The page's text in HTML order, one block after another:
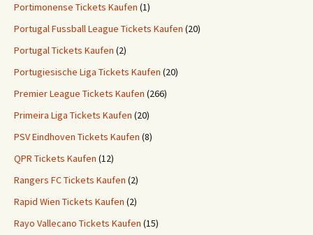
Portimonense Tickets Kaufen (1)
Portugal Fussball League Tickets Kaufen (20)
Portugal Tickets Kaufen (2)
Portugiesische Liga Tickets Kaufen (20)
Premier League Tickets Kaufen (266)
Primeira Liga Tickets Kaufen (20)
PSV Eindhoven Tickets Kaufen (8)
QPR Tickets Kaufen (12)
Rangers FC Tickets Kaufen (2)
Rapid Wien Tickets Kaufen (2)
Rayo Vallecano Tickets Kaufen (15)